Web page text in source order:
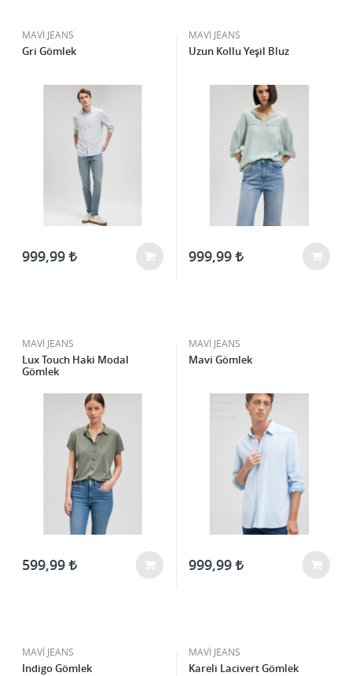
MAVİ JEANS
Gri Gömlek
999,99
MAVİ JEANS
Uzun Kollu Yeşil Bluz
999,99
MAVİ JEANS
Lux Touch Haki Modal
Gömlek
599,99
MAVİ JEANS
Mavi Gömlek
999,99
MAVİ JEANS
Indigo Gömlek
MAVİ JEANS
Kareli Lacivert Gömlek